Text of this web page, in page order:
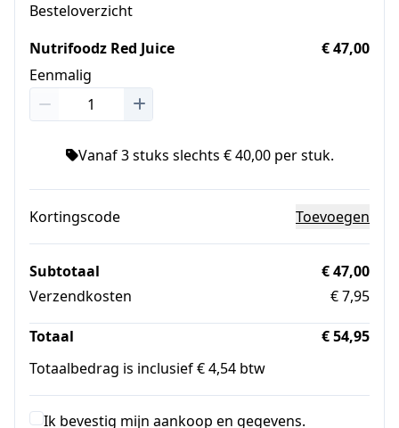
Besteloverzicht
Nutrifoodz Red Juice
Eenmalig
€ 47,00
Vanaf 3 stuks slechts € 40,00 per stuk.
Kortingscode Toevoegen
Subtotaal
€ 47,00
Verzendkosten
€ 7,95
Totaal
€ 54,95
Totaalbedrag is inclusief € 4,54 btw
Ik bevestig mijn aankoop en gegevens.